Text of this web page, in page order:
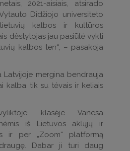
2021-aisiais, atsirado
Didžiojo universiteto
lietuvių kalbos ir kultūros
dėstytojas jau pasiūlė vykti
kalbos ten“, – pasakoja
mergina bendrauja
kalba tik su tėvais ir keliais
klasėje Vanesa
iš Lietuvos aklųjų ir
ir per „Zoom“ platformą
Dabar ji turi daug